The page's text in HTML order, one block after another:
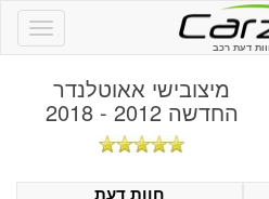
דעת רכב
מיצובישי אאוטלנדר
החדשה 2012 - 2018
חוות דעת